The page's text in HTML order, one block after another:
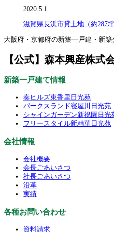
2020.5.1
滋賀県長浜市貸土地（約287坪
大阪府・京都府の新築一戸建・新
【公式】森本興産株式
新築一戸建て情報
奏ヒルズ東香里日光苑
パークスランド寝屋川日光苑
シャインガーデン新祝園日光
フリースタイル新精華日光苑
会社情報
会社概要
会長ごあいさつ
社長ごあいさつ
沿革
実績
各種お問い合わせ
資料請求